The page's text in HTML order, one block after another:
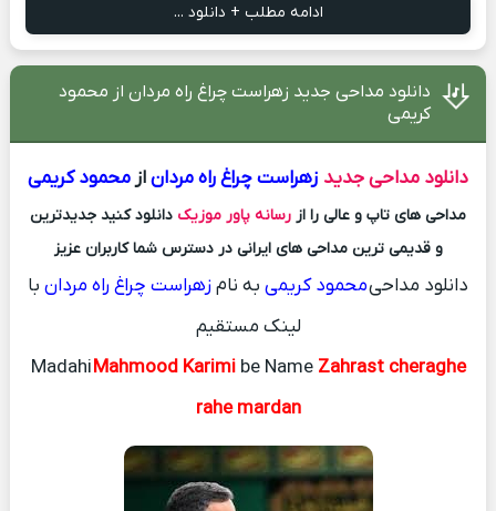
ادامه مطلب + دانلود ...
دانلود مداحی جدید زهراست چراغ راه مردان از محمود
کریمی
دانلود مداحی جدید زهراست چراغ راه مردانازمحمود کریمی
مداحی های تاپ و عالی را از رسانه پاور موزیک دانلود کنید جدیدترین
و قدیمی ترین مداحی های ایرانی در دسترس شما کاربران عزیز
دانلود مداحیمحمود کریمی به نام زهراست چراغ راه مردان با
لینک مستقیم
MadahiMahmood Karimi be NameZahrast cheraghe
rahe mardan